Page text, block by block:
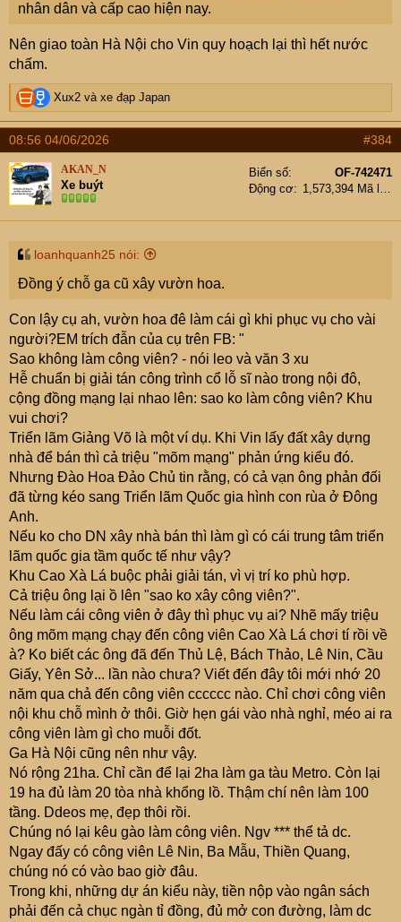
nhân dân và cấp cao hiện nay.
Nên giao toàn Hà Nội cho Vin quy hoạch lại thì hết nước
chấm.
R
e
a
c
s
Xux2 và xe đạp Japan
08:56 04/06/2026 #384
AKAN_N
Xe buýt
Biển số
OF-742471
Động cơ
1,573,394 Mã lực
loanhquanh25 nói:
Đồng ý chỗ ga cũ xây vườn hoa.
Con lậy cụ ah, vườn hoa đê làm cái gì khi phục vụ cho vài
người?EM trích đẫn của cụ trên FB: "
Sao không làm công viên? - nói leo và văn 3 xu
Hễ chuẩn bị giải tán công trình cổ lỗ sĩ nào trong nội đô,
cộng đồng mạng lại nhao lên: sao ko làm công viên? Khu
vui chơi?
Triển lãm Giảng Võ là một ví dụ. Khi Vin lấy đất xây dựng
nhà để bán thì cả triệu "mõm mạng" phản ứng kiểu đó.
Nhưng Đào Hoa Đảo Chủ tin rằng, có cả vạn ông phản đối
đã từng kéo sang Triển lãm Quốc gia hình con rùa ở Đông
Anh.
Nếu ko cho DN xây nhà bán thì làm gì có cái trung tâm triển
lãm quốc gia tầm quốc tế như vậy?
Khu Cao Xà Lá buộc phải giải tán, vì vị trí ko phù hợp.
Cả triệu ông lại ồ lên "sao ko xây công viên?".
Nếu làm cái công viên ở đây thì phục vụ ai? Nhẽ mấy triệu
ông mõm mạng chạy đến công viên Cao Xà Lá chơi tí rồi về
à? Ko biết các ông đã đến Thủ Lệ, Bách Thảo, Lê Nin, Cầu
Giấy, Yên Sở... lần nào chưa? Viết đến đây tôi mới nhớ 20
năm qua chả đến công viên cccccc nào. Chỉ chơi công viên
nội khu chỗ mình ở thôi. Giờ hẹn gái vào nhà nghỉ, méo ai ra
công viên làm gì cho muỗi đốt.
Ga Hà Nội cũng nên như vậy.
Nó rộng 21ha. Chỉ cần để lại 2ha làm ga tàu Metro. Còn lại
19 ha đủ làm 20 tòa nhà khổng lồ. Thậm chí nên làm 100
tầng. Ddeos mẹ, đẹp thôi rồi.
Chúng nó lại kêu gào làm công viên. Ngv *** thể tả dc.
Ngay đấy có công viên Lê Nin, Ba Mẫu, Thiền Quang,
chúng nó có vào bao giờ đâu.
Trong khi, những dự án kiểu này, tiền nộp vào ngân sách
phải đến cả chục ngàn tỉ đồng, đủ mở con đường, làm dc